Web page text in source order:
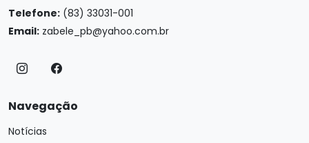
Telefone: (83) 33031-001
Email: zabele_pb@yahoo.com.br
Navegação
Notícias